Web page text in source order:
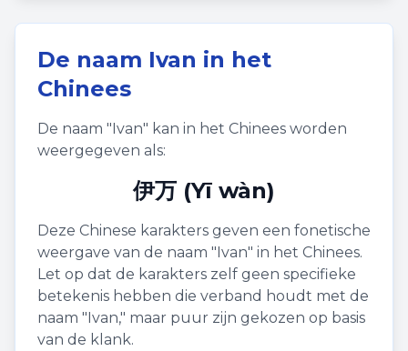
De naam Ivan in het
Chinees
De naam "Ivan" kan in het Chinees worden
weergegeven als:
伊万 (Yī wàn)
Deze Chinese karakters geven een fonetische
weergave van de naam "Ivan" in het Chinees.
Let op dat de karakters zelf geen specifieke
betekenis hebben die verband houdt met de
naam "Ivan," maar puur zijn gekozen op basis
van de klank.